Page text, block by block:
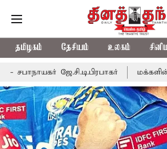
தமிழகம் தேசியம் உலகம்
மக்களின் எதிர்பார்ப்பை